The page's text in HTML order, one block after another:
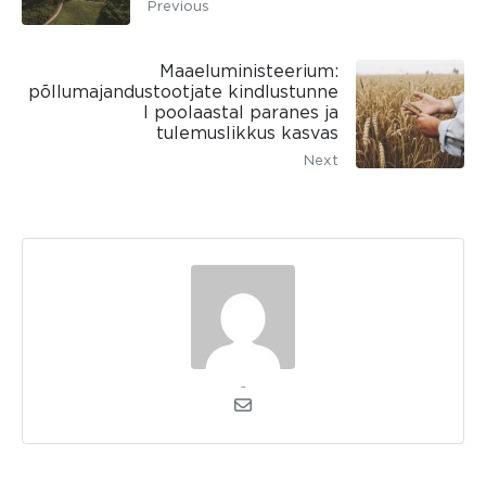
Previous
Maaeluministeerium:
põllumajandustootjate kindlustunne
I poolaastal paranes ja
tulemuslikkus kasvas
Next